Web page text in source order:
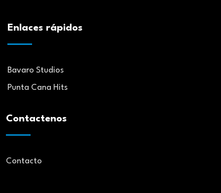
Enlaces rápidos
Bavaro Studios
Punta Cana Hits
Contactenos
Contacto